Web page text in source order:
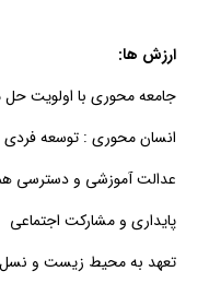
ارزش ها:
جامعه محوری با اولویت
انسان محوری : توسعه
عدالت آموزشی و دسترسی
پایداری و مشارکت اجتماعی
تعهد به محیط زیست و